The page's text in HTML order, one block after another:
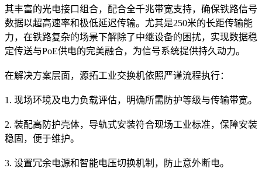
其丰富的光电接口组合，配合全千兆带宽支持，确保铁路信号
数据以超高速率和极低延迟传输。尤其是250米的长距传输能
力，在铁路复杂的场景下解除了中继设备的困扰，实现数据稳
定传送与PoE供电的完美融合，为信号系统提供持久动力。
在解决方案层面，源拓工业交换机依照严谨流程执行：
1. 现场环境及电力负载评估，明确所需防护等级与传输带宽。
2. 装配高防护壳体，导轨式安装符合现场工业标准，保障安装
稳固，便于维护。
3. 设置冗余电源和智能电压切换机制，防止意外断电。